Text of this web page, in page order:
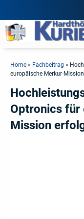
Home » Fachbeitrag »
europäische Merkur-
Optronics für
Mission